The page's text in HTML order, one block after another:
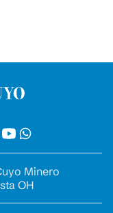
Minero
OH